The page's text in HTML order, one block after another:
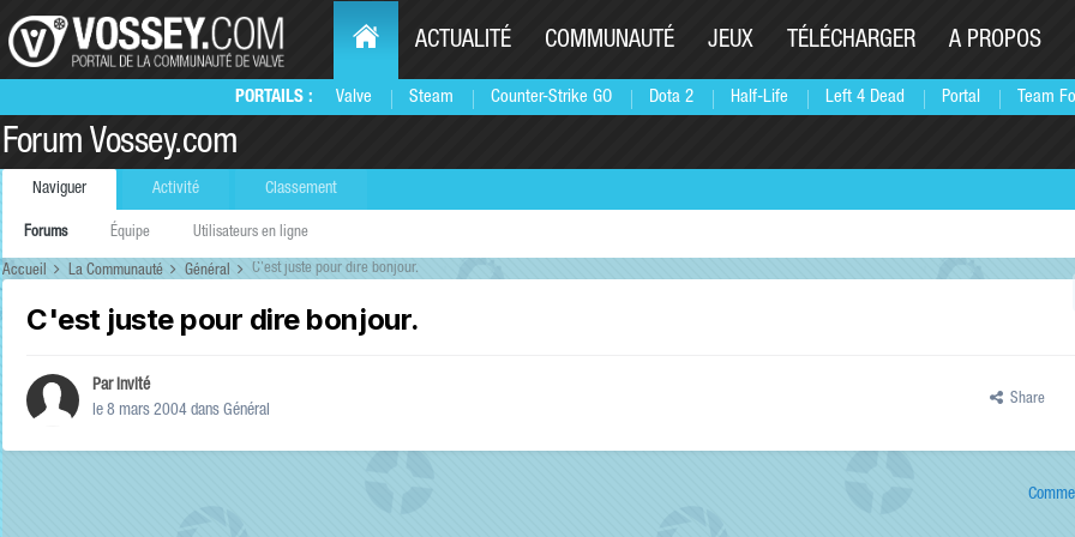
PORTAILS : Valve Steam Counter-Strike GO Dota 2 Half-Life Left 4 Dead Portal Team
ACTUALITÉ COMMUNAUTÉ JEUX TÉLÉCHARGER A PROPOS
Forum Vossey.com
Naviguer
Forums Équipe Utilisateurs en ligne
Activité Classement
Accueil La Communauté Général C'est juste pour dire bonjour.
C'est juste pour dire bonjour.
Par Invité
le 8 mars 2004 dans Général
Share